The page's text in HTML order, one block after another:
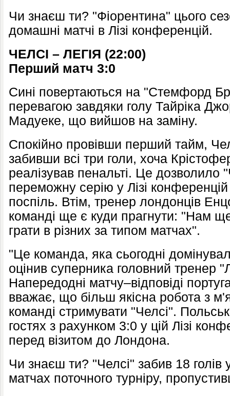
Чи знаєш ти? "Фіорентина" цього
домашні матчі в Лізі конференцій.
ЧЕЛСІ – ЛЕГІЯ (22:00)
Перший матч 3:0
Сині повертаються на "Стемфорд
перевагою завдяки голу Тайріка
Мадуеке, що вийшов на заміну.
Спокійно провівши перший тайм,
забивши всі три голи, хоча
реалізував пенальті. Це дозволило
переможну серію у Лізі
поспіль. Втім, тренер лондонців
команді ще є куди прагнути: "Нам
грати в різних за типом матчах".
"Це команда, яка сьогодні
оцінив суперника головний тренер
Напередодні матчу–відповіді
вважає, що більш якісна робота з
команді стримувати "Челсі".
гостях з рахунком 3:0 у цій Лізі
перед візитом до Лондона.
Чи знаєш ти? "Челсі" забив 18 голів
матчах поточного турніру,